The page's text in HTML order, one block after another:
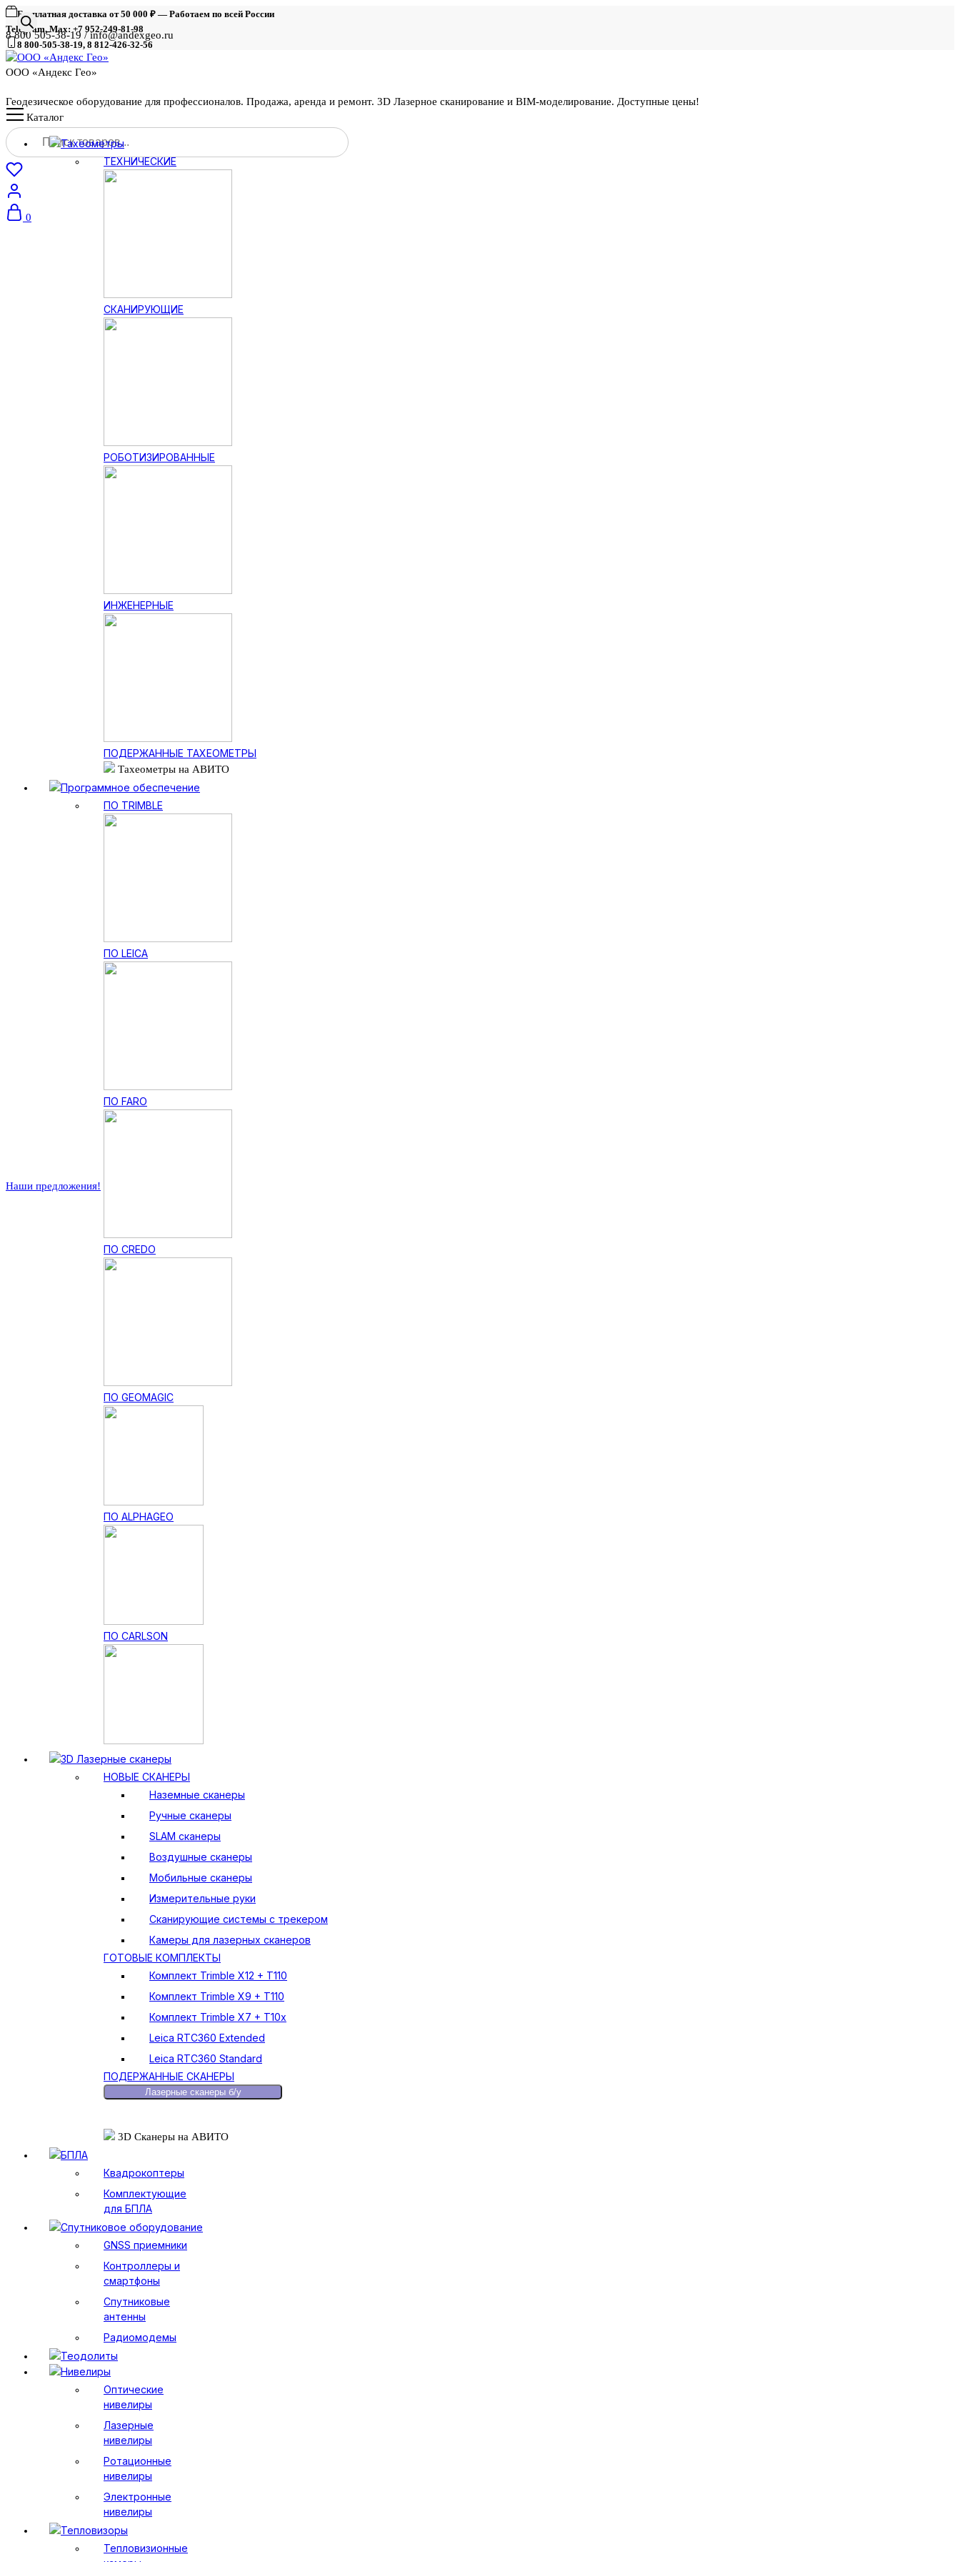
Бесплатная доставка от 50 000 ₽ — Работаем по всей России
Telegram, Max: +7 952-249-81-98
8 800-505-38-19, 8 812-426-32-56
8 800 505-38-19 / info@andexgeo.ru
ООО «Андекс Гео»
Геодезическое оборудование для профессионалов. Продажа, аренда и ремонт. 3D Лазерное сканирование и BIM-моделирование. Доступные цены!
Поиск
товаров
0
Наши предложения!
Каталог
Тахеометры
ТЕХНИЧЕСКИЕ
СКАНИРУЮЩИЕ
РОБОТИЗИРОВАННЫЕ
ИНЖЕНЕРНЫЕ
ПОДЕРЖАННЫЕ ТАХЕОМЕТРЫ
Тахеометры на АВИТО
Программное обеспечение
ПО TRIMBLE
ПО LEICA
ПО FARO
ПО CREDO
ПО GEOMAGIC
ПО ALPHAGEO
ПО CARLSON
3D Лазерные сканеры
НОВЫЕ СКАНЕРЫ
Наземные сканеры
Ручные сканеры
SLAM сканеры
Воздушные сканеры
Мобильные сканеры
Измерительные руки
Сканирующие системы с трекером
Камеры для лазерных сканеров
ГОТОВЫЕ КОМПЛЕКТЫ
Комплект Trimble X12 + T110
Комплект Trimble X9 + T110
Комплект Trimble X7 + T10x
Leica RTC360 Extended
Leica RTC360 Standard
ПОДЕРЖАННЫЕ СКАНЕРЫ
Лазерные сканеры б/у
3D Сканеры на АВИТО
БПЛА
Квадрокоптеры
Комплектующие
для БПЛА
Спутниковое оборудование
GNSS приемники
Контроллеры и
смартфоны
Спутниковые
антенны
Радиомодемы
Теодолиты
Нивелиры
Оптические
нивелиры
Лазерные
нивелиры
Ротационные
нивелиры
Электронные
нивелиры
Тепловизоры
Тепловизионные